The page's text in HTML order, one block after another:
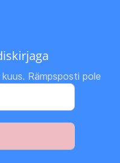
Rämpsposti pole